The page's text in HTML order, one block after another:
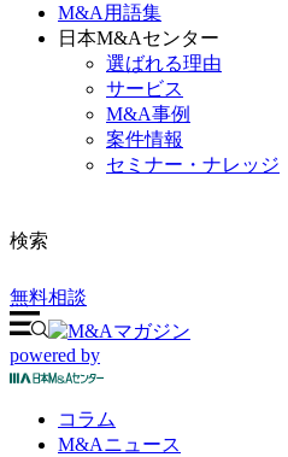
M&A用語集
日本M&Aセンター
選ばれる理由
サービス
M&A事例
案件情報
セミナー・ナレッジ
検索
無料相談
powered by
コラム
M&Aニュース